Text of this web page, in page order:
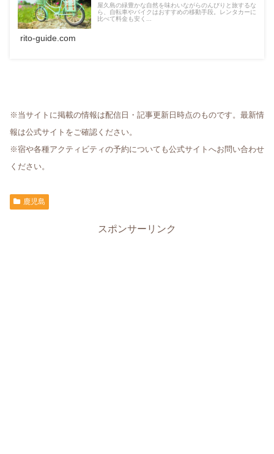
屋久島の緑豊かな自然を味わいながらのんびりと旅するな
ら、自転車やバイクはおすすめの移動手段。レンタカーに
比べて料金も安く...
rito-guide.com
※当サイトに掲載の情報は配信日・記事更新日時点のものです。最新情
報は公式サイトをご確認ください。
※宿や各種アクティビティの予約についても公式サイトへお問い合わせ
ください。
鹿児島
スポンサーリンク